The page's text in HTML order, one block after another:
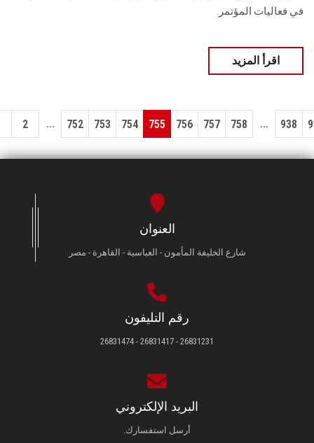
في فعاليات المؤتمر.
اقرأ المزيد
2 ... 752 753 754 755 756 757 758 ... 938
العنوان
شارع الخليفة المأمون - العباسية - القاهرة - مصر
رقم التليفون
26831231 - 26831417 - 26831474
البريد الإلكتروني
أرسل استفسارك.